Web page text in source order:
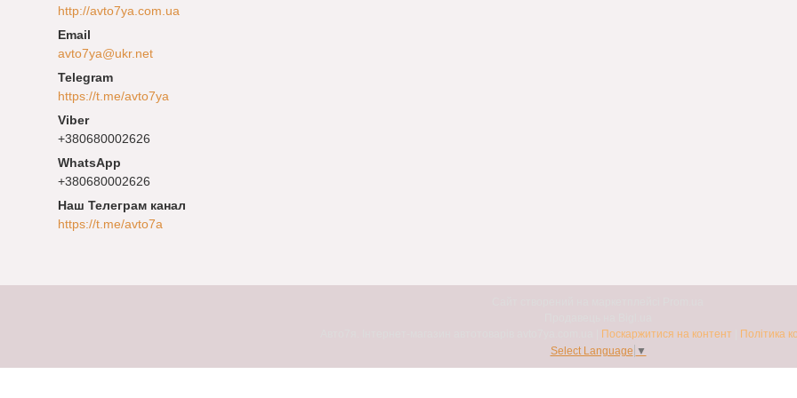
http://avto7ya.com.ua
avto7ya@ukr.net
https://t.me/avto7ya
+380680002626
+380680002626
Наш Телеграм канал
https://t.me/avto7a
Поскаржитися на контент
Політика
Select Language ▼